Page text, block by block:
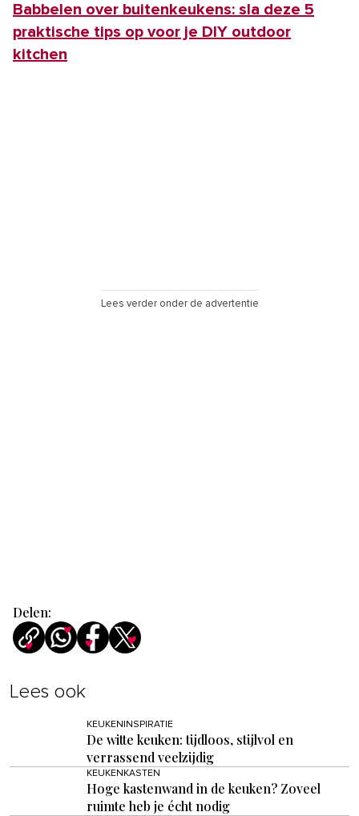
Babbelen over buitenkeukens: sla deze 5
praktische tips op voor je DIY outdoor
kitchen
Lees verder onder de advertentie
Delen:
Lees ook
KEUKENINSPIRATIE
De witte keuken: tijdloos, stijlvol en
verrassend veelzijdig
KEUKENKASTEN
Hoge kastenwand in de keuken? Zoveel
ruimte heb je écht nodig